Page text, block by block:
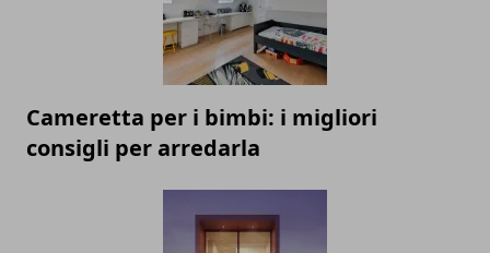
Cameretta per i bimbi: i migliori
consigli per arredarla